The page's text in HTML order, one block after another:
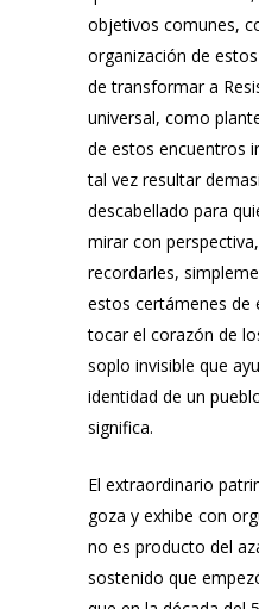
objetivos comunes,
organización de
de transformar a
universal, como
de estos encuentros
tal vez resultar
descabellado para
mirar con
recordarles,
estos certámenes de
tocar el corazón de
soplo invisible que
identidad de un
significa.
El extraordinario
goza y exhibe con
no es producto del
sostenido que